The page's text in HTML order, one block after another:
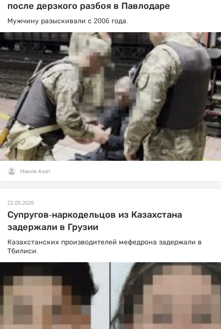
после дерзкого разбоя в Павлодаре
Мужчину разыскивали с 2006 года.
Наиля Ахат
22.05.2026
Супругов-наркодельцов из Казахстана
задержали в Грузии
Казахстанских производителей мефедрона задержали в
Тбилиси.